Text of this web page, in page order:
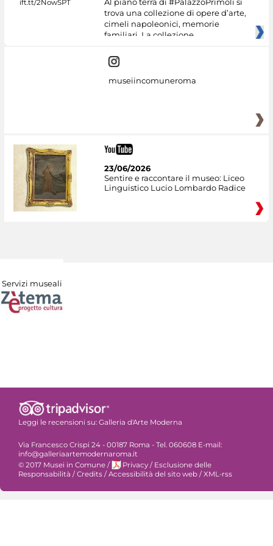
trova una collezione di opere d’arte,
cimeli napoleonici, memorie
familiari. La collezione
museiincomuneroma
23/06/2026
Sentire e raccontare il museo: Liceo
Linguistico Lucio Lombardo Radice
Servizi museali
Leggi le recensioni su: Galleria d'Arte Moderna
Via Francesco Crispi 24 - 00187 Roma - Tel. 060608 E-mail:
info@galleriaartemodernaroma.it
© 2017 Musei in Comune / Privacy / Esclusione delle
Responsabilità / Credits / Accessibilità del sito web / XML-rss